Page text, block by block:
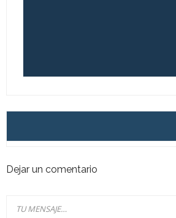
Dejar un comentario